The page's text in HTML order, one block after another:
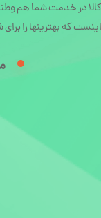
کالا در خدمت شما هم
اینست که بهترینها را